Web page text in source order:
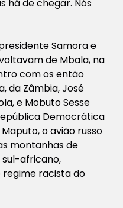
há de chegar. Nós
Samora e
de Mbala, na
com os então
da Zâmbia, José
e Mobuto Sesse
Democrática
o avião russo
montanhas de
sul-africano,
racista do